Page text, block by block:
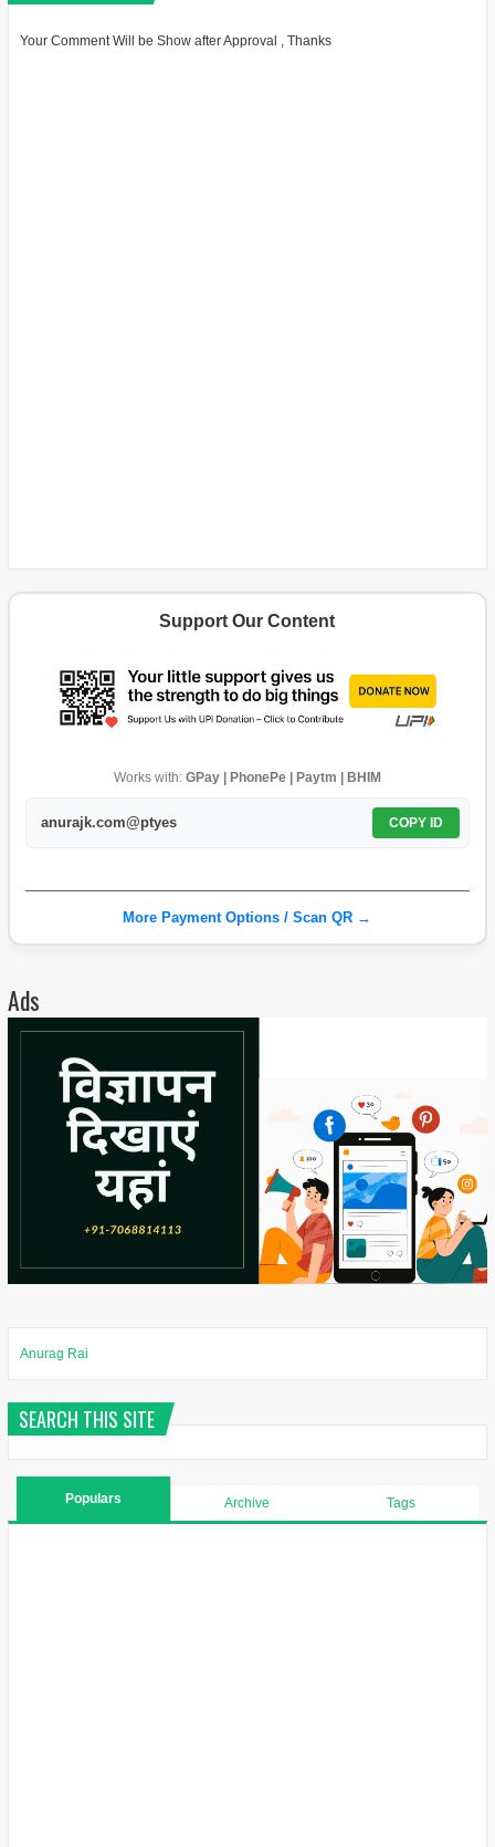
Your Comment Will be Show after Approval , Thanks
Support Our Content
Works with: GPay | PhonePe | Paytm | BHIM
anurajk.com@ptyes COPY ID
More Payment Options / Scan QR →
Ads
Anurag Rai
SEARCH THIS SITE
Populars Archive Tags